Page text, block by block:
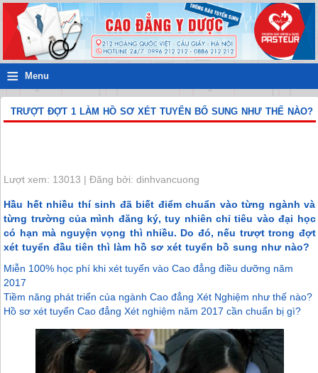
≡ Menu
TRƯỢT ĐỢT 1 LÀM HỒ SƠ XÉT TUYỂN BỔ SUNG NHƯ THẾ NÀO?
Lượt xem: 13013 | Đăng bởi: dinhvancuong
Hầu hết nhiều thí sinh đã biết điểm chuẩn vào từng ngành và
từng trường của mình đăng ký, tuy nhiên chỉ tiêu vào đại học
có hạn mà nguyện vọng thì nhiều. Do đó, nếu trượt trong đợt
xét tuyển đầu tiên thì làm hồ sơ xét tuyển bồ sung như nào?
Miễn 100% học phí khi xét tuyển vào Cao đẳng điều dưỡng năm
2017
Tiềm năng phát triển của ngành Cao đẳng Xét Nghiệm như thế nào?
Hồ sơ xét tuyển Cao đẳng Xét nghiệm năm 2017 cần chuẩn bị gì?